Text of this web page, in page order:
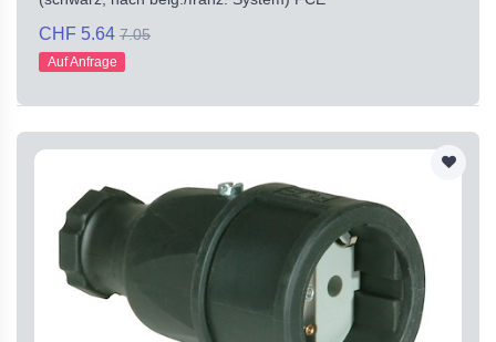
CHF 5.64 7.05
Auf Anfrage